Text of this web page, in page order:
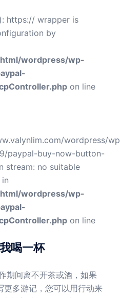
https:// wrapper is
by
wordpress/wp-
on line
wordpress/
paypal-buy-now-button-
stream: no suitable
wordpress/wp-
on line
喝一杯
期间离不开茶或酒，如果
更多游记，您可以用行动来